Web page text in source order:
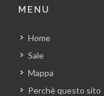
MENU
Home
Sale
Mappa
Perchè questo sito